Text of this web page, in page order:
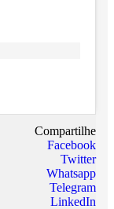
Compartilhe
Facebook
Twitter
Whatsapp
Telegram
LinkedIn